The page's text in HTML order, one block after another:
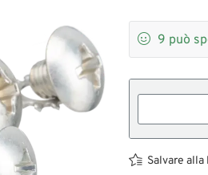
 9 può
Salvare